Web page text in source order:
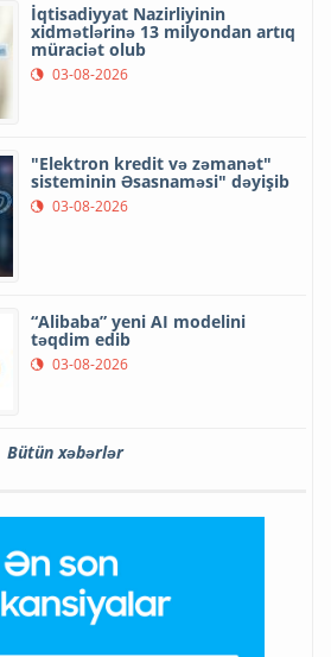
İqtisadiyyat Nazirliyinin
xidmətlərinə 13 milyondan artıq
müraciət olub
03-08-2026
"Elektron kredit və zəmanət"
sisteminin Əsasnaməsi" dəyişib
03-08-2026
“Alibaba” yeni AI modelini
təqdim edib
03-08-2026
Bütün xəbərlər